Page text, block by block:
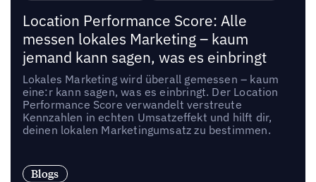
Location Performance Score: Alle
messen lokales Marketing – kaum
jemand kann sagen, was es einbringt
Lokales Marketing wird überall gemessen – kaum
eine:r kann sagen, was es einbringt. Der Location
Performance Score verwandelt verstreute
Kennzahlen in echten Umsatzeffekt und hilft dir,
deinen lokalen Marketingumsatz zu bestimmen.
Blogs